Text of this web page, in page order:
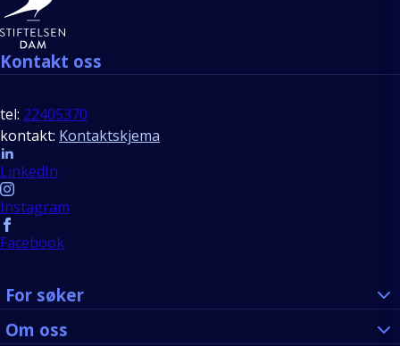
Kontakt oss
tel: 22405370
kontakt: Kontaktskjema
Follow us
LinkedIn
Instagram
Facebook
For søker
Om oss